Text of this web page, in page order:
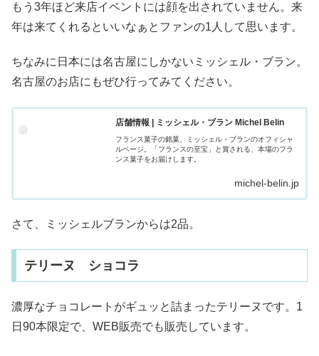
もう3年ほど来店イベントには顔を出されていません。来
年は来てくれるといいなぁとファンの1人して思います。
ちなみに日本には名古屋にしかないミッシェル・ブラン。
名古屋のお店にもぜひ行ってみてください。
店舗情報 | ミッシェル・ブラン Michel Belin
フランス菓子の銘菓、ミッシェル・ブランのオフィシャ
ルページ。「フランスの至宝」と賞される、本場のフラ
ンス菓子をお届けします。
michel-belin.jp
さて、ミッシェルブランからは2品。
テリーヌ ショコラ
濃厚なチョコレートがギュッと詰まったテリーヌです。1
日90本限定で、WEB販売でも販売しています。